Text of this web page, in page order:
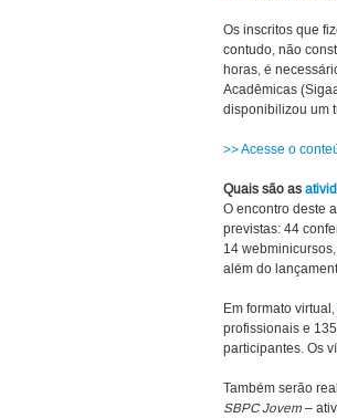
Os inscritos que
contudo, não
horas, é
Acadêmicas
disponibilizou um
>> Acesse o
Quais são as
O encontro deste
previstas: 44
14
além do
Em formato
profissionais e
participantes. Os
Também serão
SBPC Jovem –